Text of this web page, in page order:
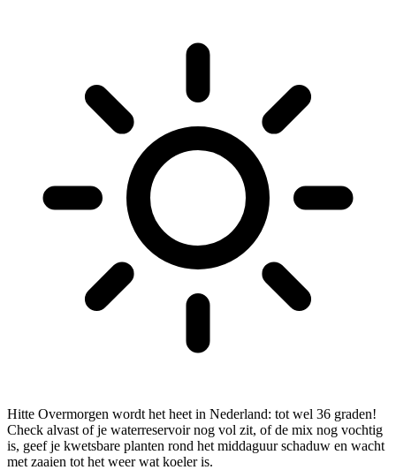
Hitte Overmorgen wordt het heet in Nederland: tot wel 36 graden!
Check alvast of je waterreservoir nog vol zit, of de mix nog vochtig
is, geef je kwetsbare planten rond het middaguur schaduw en wacht
met zaaien tot het weer wat koeler is.